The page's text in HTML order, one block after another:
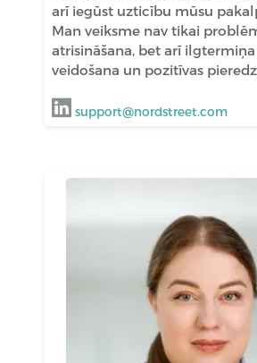
arī iegūst uzticību mūsu
Man veiksme nav tikai
atrisināšana, bet arī
veidošana un pozitīvas
support@nordstreet.com